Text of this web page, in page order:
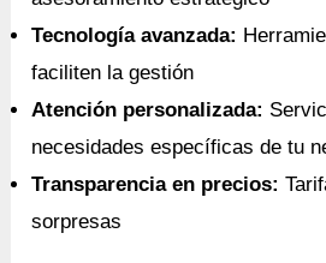
Tecnología avanzada:
faciliten la gestión
Atención personalizada:
necesidades específicas de tu
Transparencia en precios:
sorpresas